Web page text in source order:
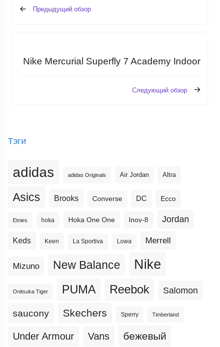
Предыдущий обзор
Nike Mercurial Superfly 7 Academy Indoor
Следующий обзор
Тэги
adidas adidas Originals Air Jordan Altra
Asics Brooks Converse DC Ecco
Etnies hoka Hoka One One Inov-8 Jordan
Keds Keen La Sportiva Lowa Merrell
Mizuno New Balance Nike
Onitsuka Tiger PUMA Reebok Salomon
saucony Skechers Sperry Timberland
Under Armour Vans бежевый